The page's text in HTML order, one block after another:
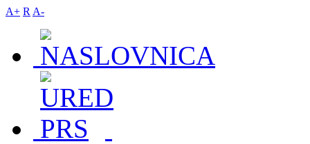
A+ R A-